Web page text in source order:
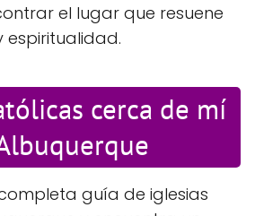
el lugar que resuene
espiritualidad.
cerca de mí
guía de iglesias